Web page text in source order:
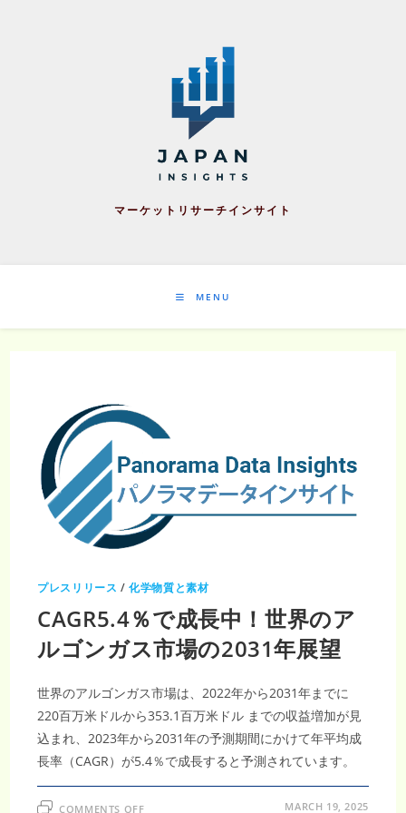
マーケットリサーチインサイト
MENU
プレスリリース /化学物質と素材
CAGR5.4％で成長中！世界のア
ルゴンガス市場の2031年展望
世界のアルゴンガス市場は、2022年から2031年までに
220百万米ドルから353.1百万米ドル までの収益増加が見
込まれ、2023年から2031年の予測期間にかけて年平均成
長率（CAGR）が5.4％で成長すると予測されています。
COMMENTS OFFON MARCH 19, 2025